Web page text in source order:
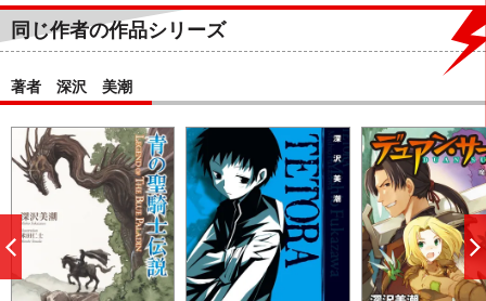
同じ作者の作品シリーズ
著者 深沢 美潮
へ